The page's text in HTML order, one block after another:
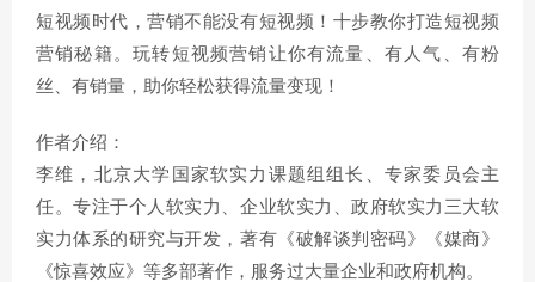
短视频时代，营销不能没有短视频！十步教你打造短视频
营销秘籍。玩转短视频营销让你有流量、有人气、有粉
丝、有销量，助你轻松获得流量变现！
作者介绍：
李维，北京大学国家软实力课题组组长、专家委员会主
任。专注于个人软实力、企业软实力、政府软实力三大软
实力体系的研究与开发，著有《破解谈判密码》《媒商》
《惊喜效应》等多部著作，服务过大量企业和政府机构。